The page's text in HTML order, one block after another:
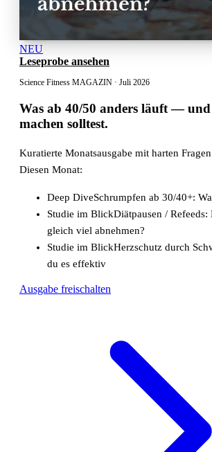
NEU
Leseprobe ansehen
Science Fitness MAGAZIN · Juli 2026
Was ab 40/50 anders läuft— und
machen solltest.
Kuratierte Monatsausgabe mit harten
Diesen Monat:
Deep DiveSchrumpfen ab 30/40+:
Studie im BlickDiätpausen / Refeeds:
gleich viel abnehmen?
Studie im BlickHerzschutz durch
du es effektiv
Ausgabe freischalten